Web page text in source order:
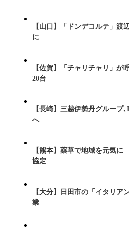
【山口】「ドンデコルテ」渡
に
【佐賀】「チャリチャリ」が
20台
【長崎】三越伊勢丹グループ
へ
【熊本】薬草で地域を元気
協定
【大分】日田市の「イタリア
業